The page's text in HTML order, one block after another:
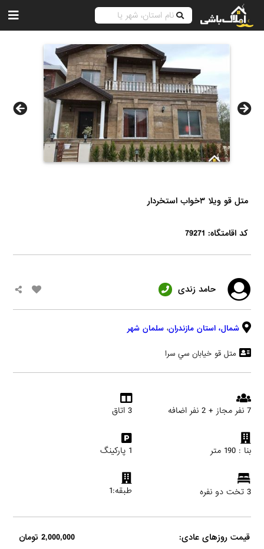
متل قو ويلا ٣خواب استخردار
کد اقامتگاه: 79271
حامد زندی
شمال، استان مازندران، سلمان شهر
متل قو خيابان سي سرا
7 نفر مجاز + 2 نفر اضافه 3 اتاق
بنا : 190 متر 1 پارکینگ
3 تخت دو نفره طبقه:1
قیمت روزهای عادی: 2,000,000 تومان